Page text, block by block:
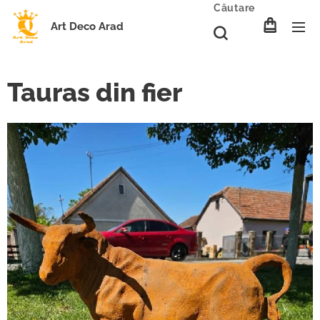
Art Deco Arad
Căutare
Tauras din fier